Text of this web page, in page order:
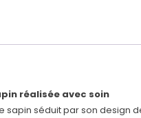
réalisée avec soin
sapin séduit par son design